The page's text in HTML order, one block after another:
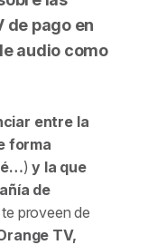
de pago en
audio como
entre la
forma
)y la que
de
proveen de
TV,